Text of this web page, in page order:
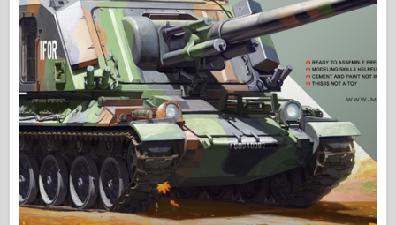
Publikování Osprey
Signál letky
Tankpower
Nákladní automobily a nádrže
Waffen-Arsenal
Wydawnictwo Militaria
Maquettes
Akademie